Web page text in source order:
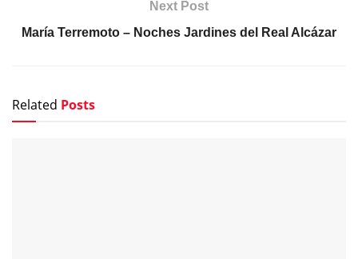
Next Post
María Terremoto – Noches Jardines del Real Alcázar
Related Posts